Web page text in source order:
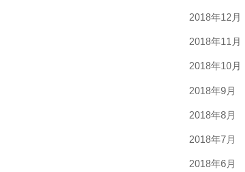
2018年12月
2018年11月
2018年10月
2018年9月
2018年8月
2018年7月
2018年6月